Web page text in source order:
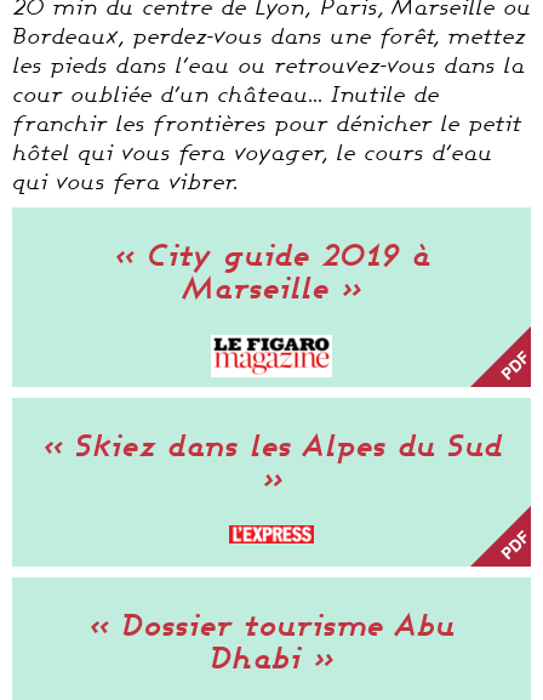
20 min du centre de Lyon, Paris, Marseille ou
Bordeaux, perdez-vous dans une forêt, mettez
les pieds dans l’eau ou retrouvez-vous dans la
cour oubliée d’un château… Inutile de
franchir les frontières pour dénicher le petit
hôtel qui vous fera voyager, le cours d’eau
qui vous fera vibrer.
« City guide 2019 à
Marseille »
« Skiez dans les Alpes du Sud
»
« Dossier tourisme Abu
Dhabi »